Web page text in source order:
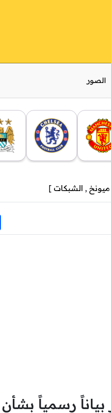
الصور
ميونخ , الشبكات ]
رسمياً بشأن